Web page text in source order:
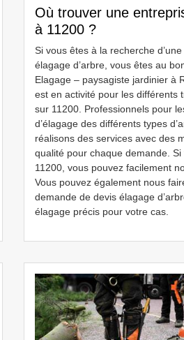
Où trouver une
à 11200 ?
Si vous êtes à la recherche
élagage d’arbre, vous êtes au
Elagage – paysagiste jardinier à
est en activité pour les différents
sur 11200. Professionnels pour
d’élagage des différents types
réalisons des services avec des
qualité pour chaque demande. Si
11200, vous pouvez facilement
Vous pouvez également nous
demande de devis élagage
élagage précis pour votre cas.